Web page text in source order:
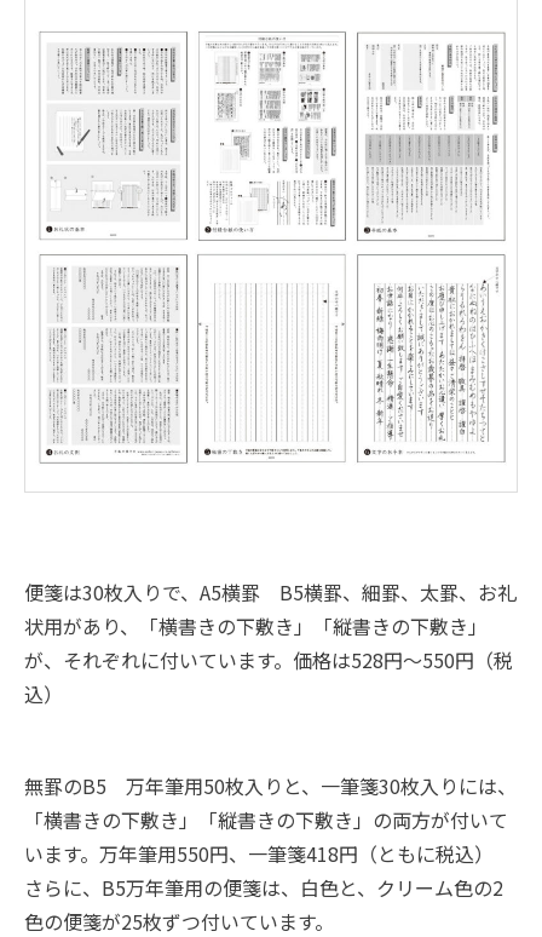
便箋は30枚入りで、A5横罫 B5横罫、細罫、太罫、お礼
状用があり、「横書きの下敷き」「縦書きの下敷き」
が、それぞれに付いています。価格は528円～550円（税
込）
無罫のB5 万年筆用50枚入りと、一筆箋30枚入りには、
「横書きの下敷き」「縦書きの下敷き」の両方が付いて
います。万年筆用550円、一筆箋418円（ともに税込）
さらに、B5万年筆用の便箋は、白色と、クリーム色の2
色の便箋が25枚ずつ付いています。